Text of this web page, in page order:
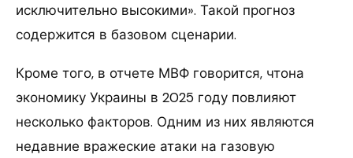
исключительно высокими». Такой прогноз
содержится в базовом сценарии.
Кроме того, в отчете МВФ говорится, чтона
экономику Украины в 2025 году повлияют
несколько факторов. Одним из них являются
недавние вражеские атаки на газовую